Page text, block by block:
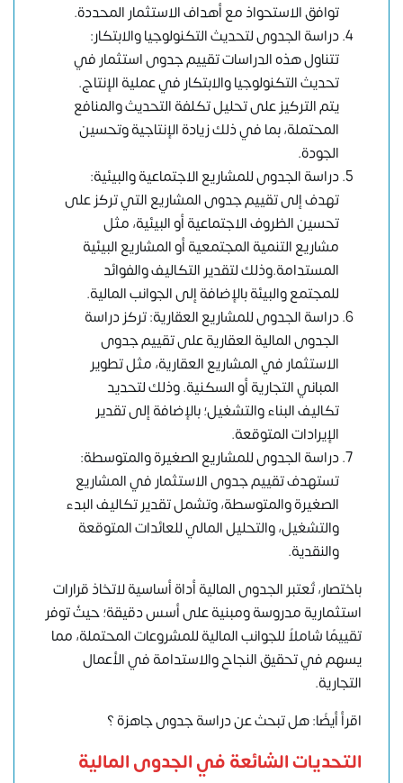
توافق الاستحواذ مع أهداف الاستثمار المحددة.
دراسة الجدوى لتحديث التكنولوجيا والابتكار:
تتناول هذه الدراسات تقييم جدوى استثمار في
تحديث التكنولوجيا والابتكار في عملية الإنتاج.
يتم التركيز على تحليل تكلفة التحديث والمنافع
المحتملة، بما في ذلك زيادة الإنتاجية وتحسين
الجودة.
دراسة الجدوى للمشاريع الاجتماعية والبيئية:
تهدف إلى تقييم جدوى المشاريع التي تركز على
تحسين الظروف الاجتماعية أو البيئية، مثل
مشاريع التنمية المجتمعية أو المشاريع البيئية
المستدامة.وذلك لتقدير التكاليف والفوائد
للمجتمع والبيئة بالإضافة إلى الجوانب المالية.
دراسة الجدوى للمشاريع العقارية: تركز دراسة
الجدوى المالية العقارية على تقييم جدوى
الاستثمار في المشاريع العقارية، مثل تطوير
المباني التجارية أو السكنية. وذلك لتحديد
تكاليف البناء والتشغيل؛ بالإضافة إلى تقدير
الإيرادات المتوقعة.
دراسة الجدوى للمشاريع الصغيرة والمتوسطة:
تستهدف تقييم جدوى الاستثمار في المشاريع
الصغيرة والمتوسطة، وتشمل تقدير تكاليف البدء
والتشغيل، والتحليل المالي للعائدات المتوقعة
والنقدية.
باختصار، تُعتبر الجدوى المالية أداة أساسية لاتخاذ قرارات
استثمارية مدروسة ومبنية على أسس دقيقة؛ حيثُ توفر
تقييمًا شاملاً للجوانب المالية للمشروعات المحتملة، مما
يسهم في تحقيق النجاح والاستدامة في الأعمال
التجارية.
اقرأ أيضًا: هل تبحث عن دراسة جدوى جاهزة ؟
التحديات الشائعة في الجدوى المالية